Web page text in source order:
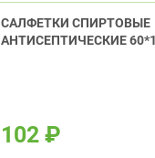
САЛФЕТКИ СПИРТОВЫЕ
АНТИСЕПТИЧЕСКИЕ
102 ₽